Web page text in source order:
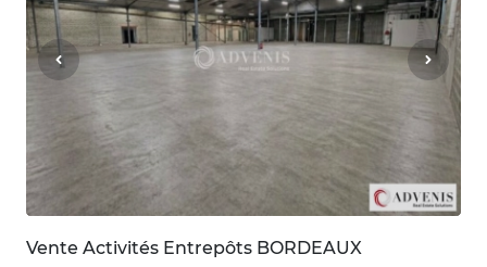
Vente Activités Entrepôts BORDEAUX